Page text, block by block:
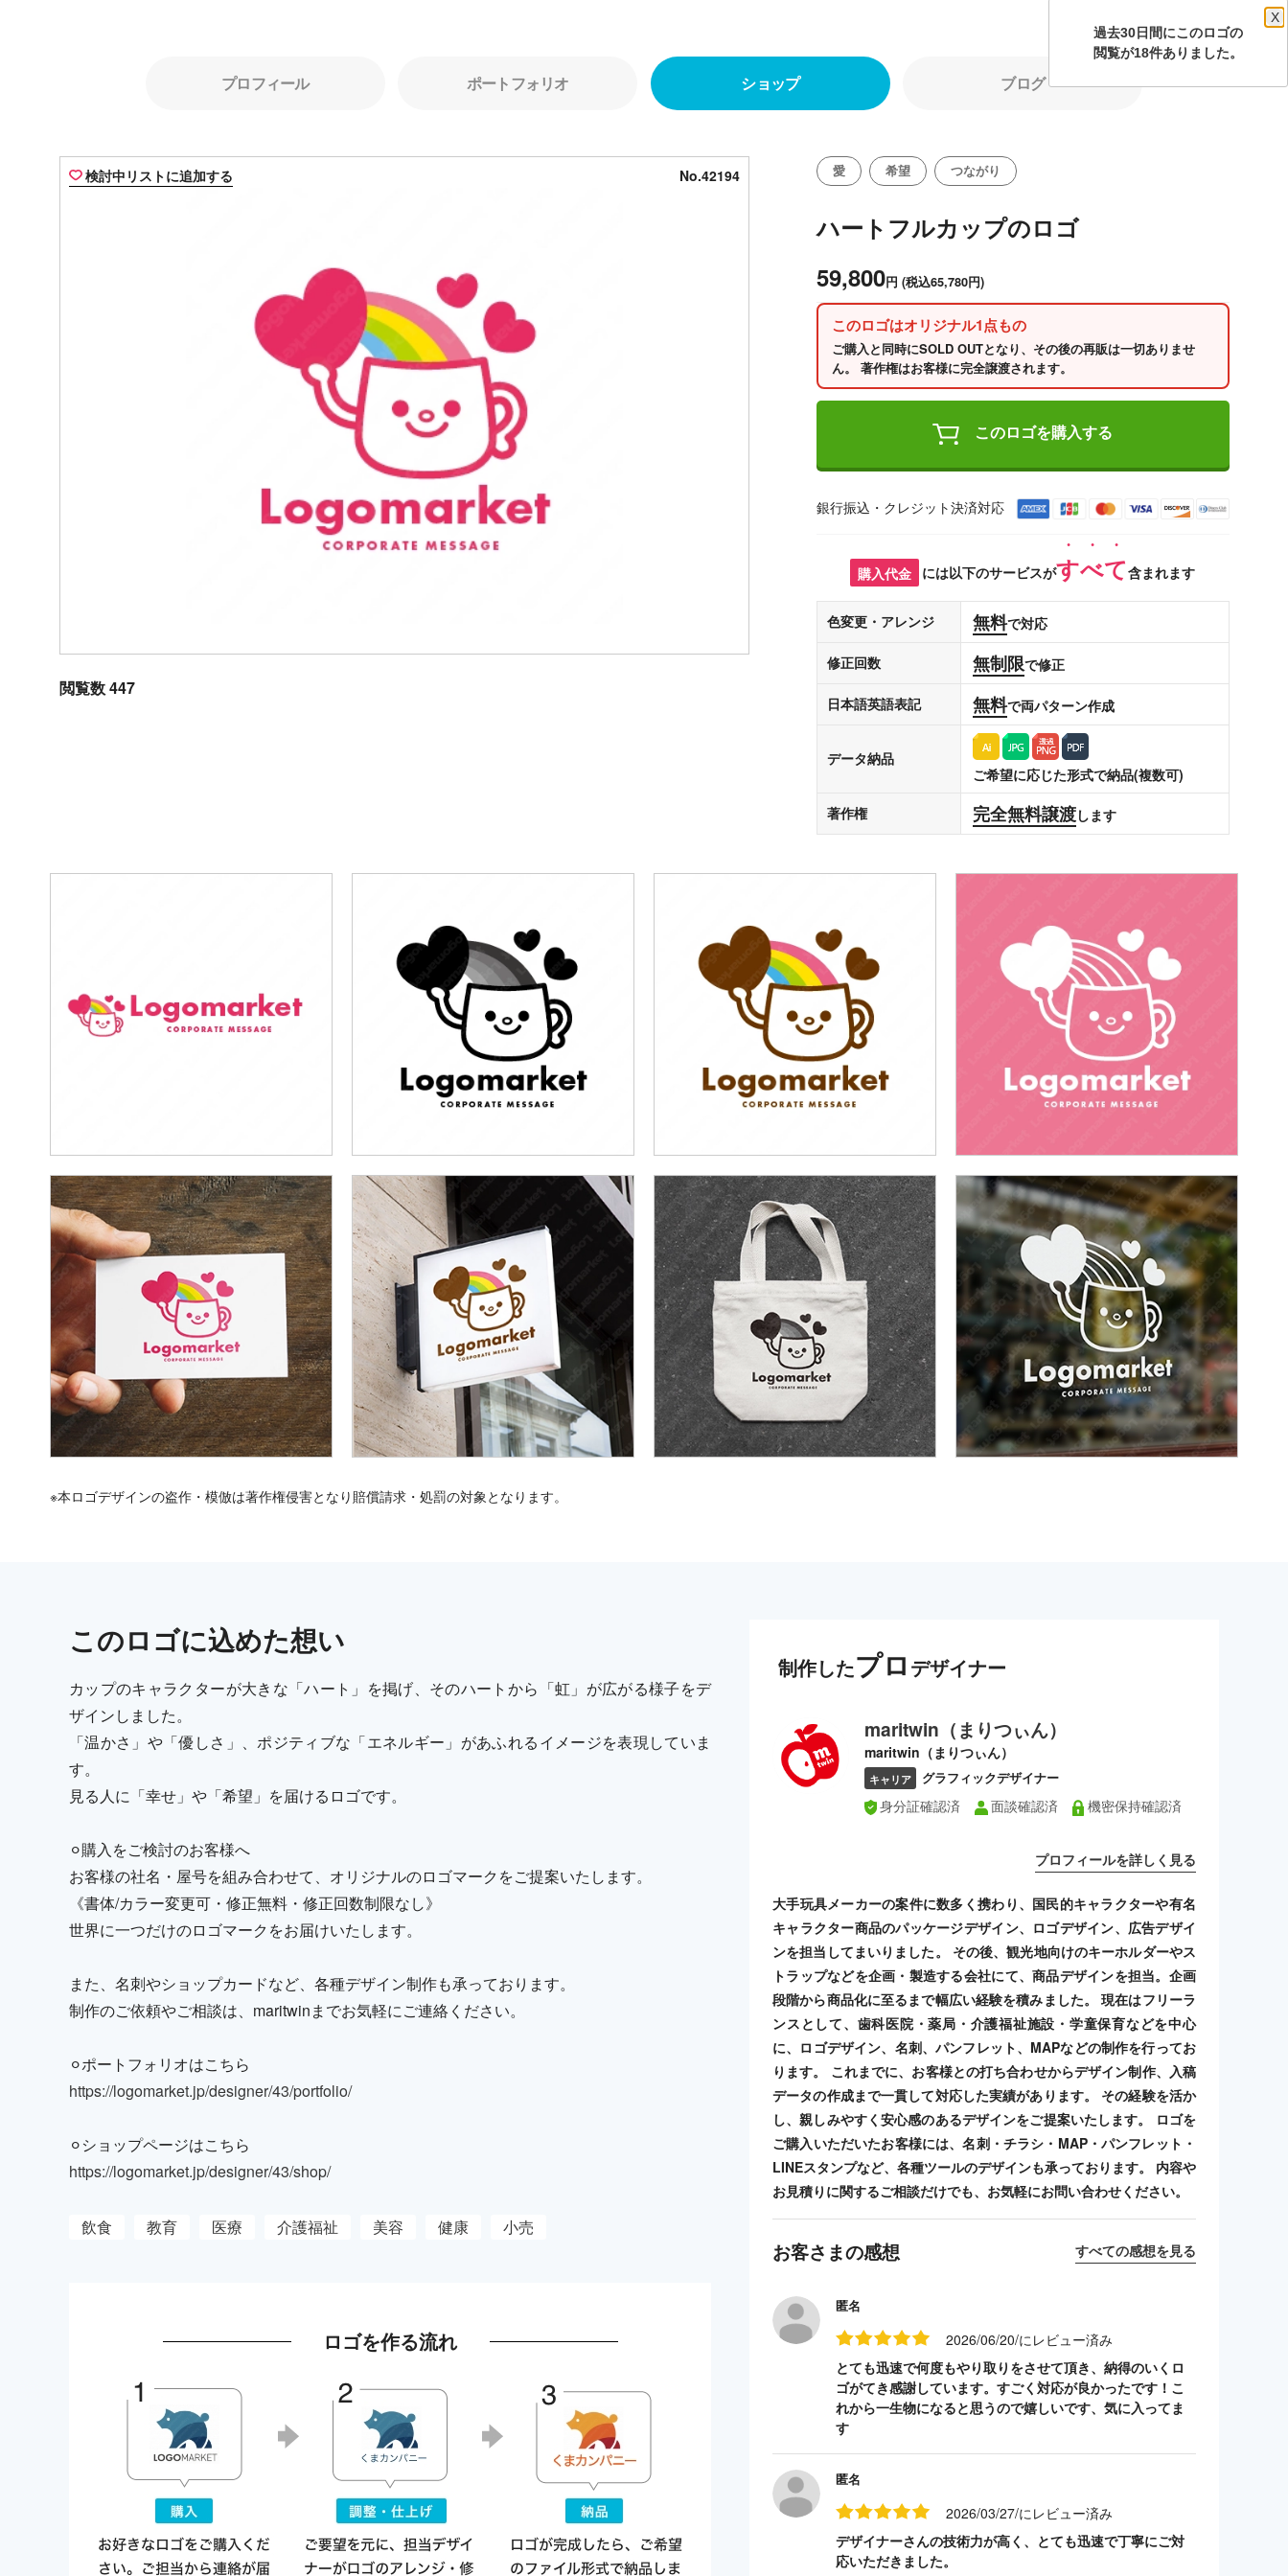
プロフィール ポートフォリオ ショップ ブログ
検討中リストに追加する No.42194
閲覧数 447
愛 希望 つながり
ハートフルカップのロゴ
59,800円 (税込65,780円)
このロゴはオリジナル1点もの
ご購入と同時にSOLD OUTとなり、その後の再販は一切ありませ
ん。 著作権はお客様に完全譲渡されます。
このロゴを購入する
銀行振込・クレジット決済対応
購入代金 には以下のサービスがすべて含まれます
色変更・アレンジ 無料で対応
修正回数 無制限で修正
日本語英語表記 無料で両パターン作成
データ納品
ご希望に応じた形式で納品(複数可)
著作権
完全無料譲渡します
※本ロゴデザインの盗作・模倣は著作権侵害となり賠償請求・処罰の対象となります。
このロゴに込めた想い
カップのキャラクターが大きな「ハート」を掲げ、そのハートから「虹」が広がる様子をデ
ザインしました。
「温かさ」や「優しさ」、ポジティブな「エネルギー」があふれるイメージを表現していま
す。
見る人に「幸せ」や「希望」を届けるロゴです。
⚪︎購入をご検討のお客様へ
お客様の社名・屋号を組み合わせて、オリジナルのロゴマークをご提案いたします。
《書体/カラー変更可・修正無料・修正回数制限なし》
世界に一つだけのロゴマークをお届けいたします。
また、名刺やショップカードなど、各種デザイン制作も承っております。
制作のご依頼やご相談は、maritwinまでお気軽にご連絡ください。
⚪︎ポートフォリオはこちら
https://logomarket.jp/designer/43/portfolio/
⚪︎ショップページはこちら
https://logomarket.jp/designer/43/shop/
飲食 教育 医療 介護福祉 美容 健康 小売
ロゴを作る流れ
制作したプロ デザイナー
maritwin（まりつぃん）
maritwin（まりつぃん）
キャリア グラフィックデザイナー
身分証確認済 面談確認済 機密保持確認済
プロフィールを詳しく見る
大手玩具メーカーの案件に数多く携わり、国民的キャラクターや有名
キャラクター商品のパッケージデザイン、ロゴデザイン、広告デザイ
ンを担当してまいりました。 その後、観光地向けのキーホルダーやス
トラップなどを企画・製造する会社にて、商品デザインを担当。企画
段階から商品化に至るまで幅広い経験を積みました。 現在はフリーラ
ンスとして、歯科医院・薬局・介護福祉施設・学童保育などを中心
に、ロゴデザイン、名刺、パンフレット、MAPなどの制作を行ってお
ります。 これまでに、お客様との打ち合わせからデザイン制作、入稿
データの作成まで一貫して対応した実績があります。 その経験を活か
し、親しみやすく安心感のあるデザインをご提案いたします。 ロゴを
ご購入いただいたお客様には、名刺・チラシ・MAP・パンフレット・
LINEスタンプなど、各種ツールのデザインも承っております。 内容や
お見積りに関するご相談だけでも、お気軽にお問い合わせください。
お客さまの感想 すべての感想を見る
匿名
2026/06/20/にレビュー済み
とても迅速で何度もやり取りをさせて頂き、納得のいくロ
ゴがてき感謝しています。すごく対応が良かったです！こ
れから一生物になると思うので嬉しいです、気に入ってま
す
匿名
2026/03/27/にレビュー済み
デザイナーさんの技術力が高く、とても迅速で丁寧にご対
応いただきました。
過去30日間にこのロゴの
X
閲覧が18件ありました。